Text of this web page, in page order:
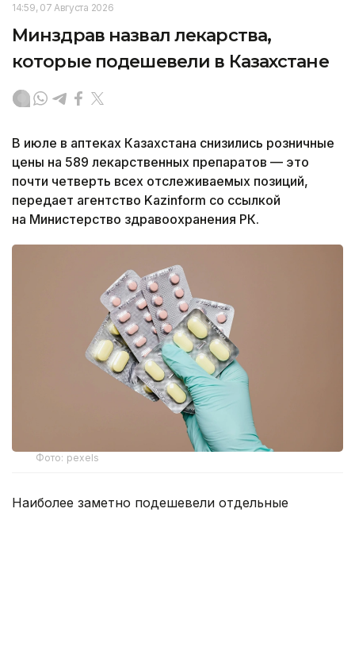
14:59, 07 Августа 2026
Минздрав назвал лекарства,
которые подешевели в Казахстане
В июле в аптеках Казахстана снизились розничные
цены на 589 лекарственных препаратов — это
почти четверть всех отслеживаемых позиций,
передает агентство Kazinform со ссылкой
на Министерство здравоохранения РК.
Фото: pexels
Наиболее заметно подешевели отдельные